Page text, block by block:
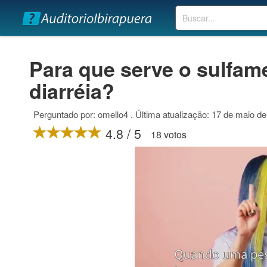
Buscar
Para que serve o
diarréia?
Perguntado por: omello4 . Última atualização: 17 de maio
4.8 / 5 18 votos